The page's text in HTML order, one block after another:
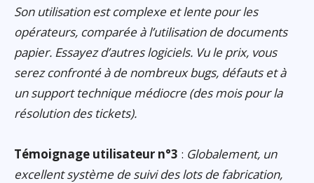
Son utilisation est complexe et lente pour les
opérateurs, comparée à l’utilisation de documents
papier. Essayez d’autres logiciels. Vu le prix, vous
serez confronté à de nombreux bugs, défauts et à
un support technique médiocre (des mois pour la
résolution des tickets).
Témoignage utilisateur n°3 : Globalement, un
excellent système de suivi des lots de fabrication,